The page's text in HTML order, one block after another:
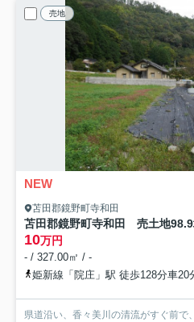
売地
NEW
苫田郡鏡野町寺和田
苫田郡鏡野町寺和田 売土地
10万円
- / 327.00㎡ / -
姫新線「院庄」駅 徒歩128分車20
県道沿い、香々美川の清流がすぐ前で